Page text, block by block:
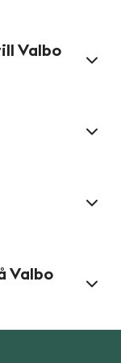
Valbo
Valbo